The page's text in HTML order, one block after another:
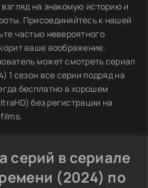
на знакомую историю и
Присоединяйтесь к нашей
частью невероятного
ваше воображение.
может смотреть сериал
1 сезон все серии подряд на
бесплатно в хорошем
без регистрации на
серий в сериале
(2024) по